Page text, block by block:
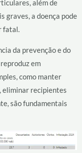
além de
graves, a doença pode
fatal.
da prevenção e do
em
como manter
eliminar recipientes
são fundamentais